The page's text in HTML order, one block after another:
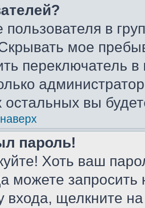
пользователя в
мое
переключатель
остальных вы
пароль!
Хоть ваш
можете
входа, щелкните